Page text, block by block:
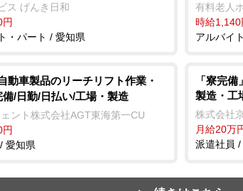
ス げんき日和
・パート / 愛知県
有料老人
時給1,140
アルバイ
動車製品のリーチリフト作業・
/日勤/日払い/工場・製造
ント株式会社AGT東海第一CU
愛知県
「寮完
製造・工
株式会社
月給20万
派遣社員 /